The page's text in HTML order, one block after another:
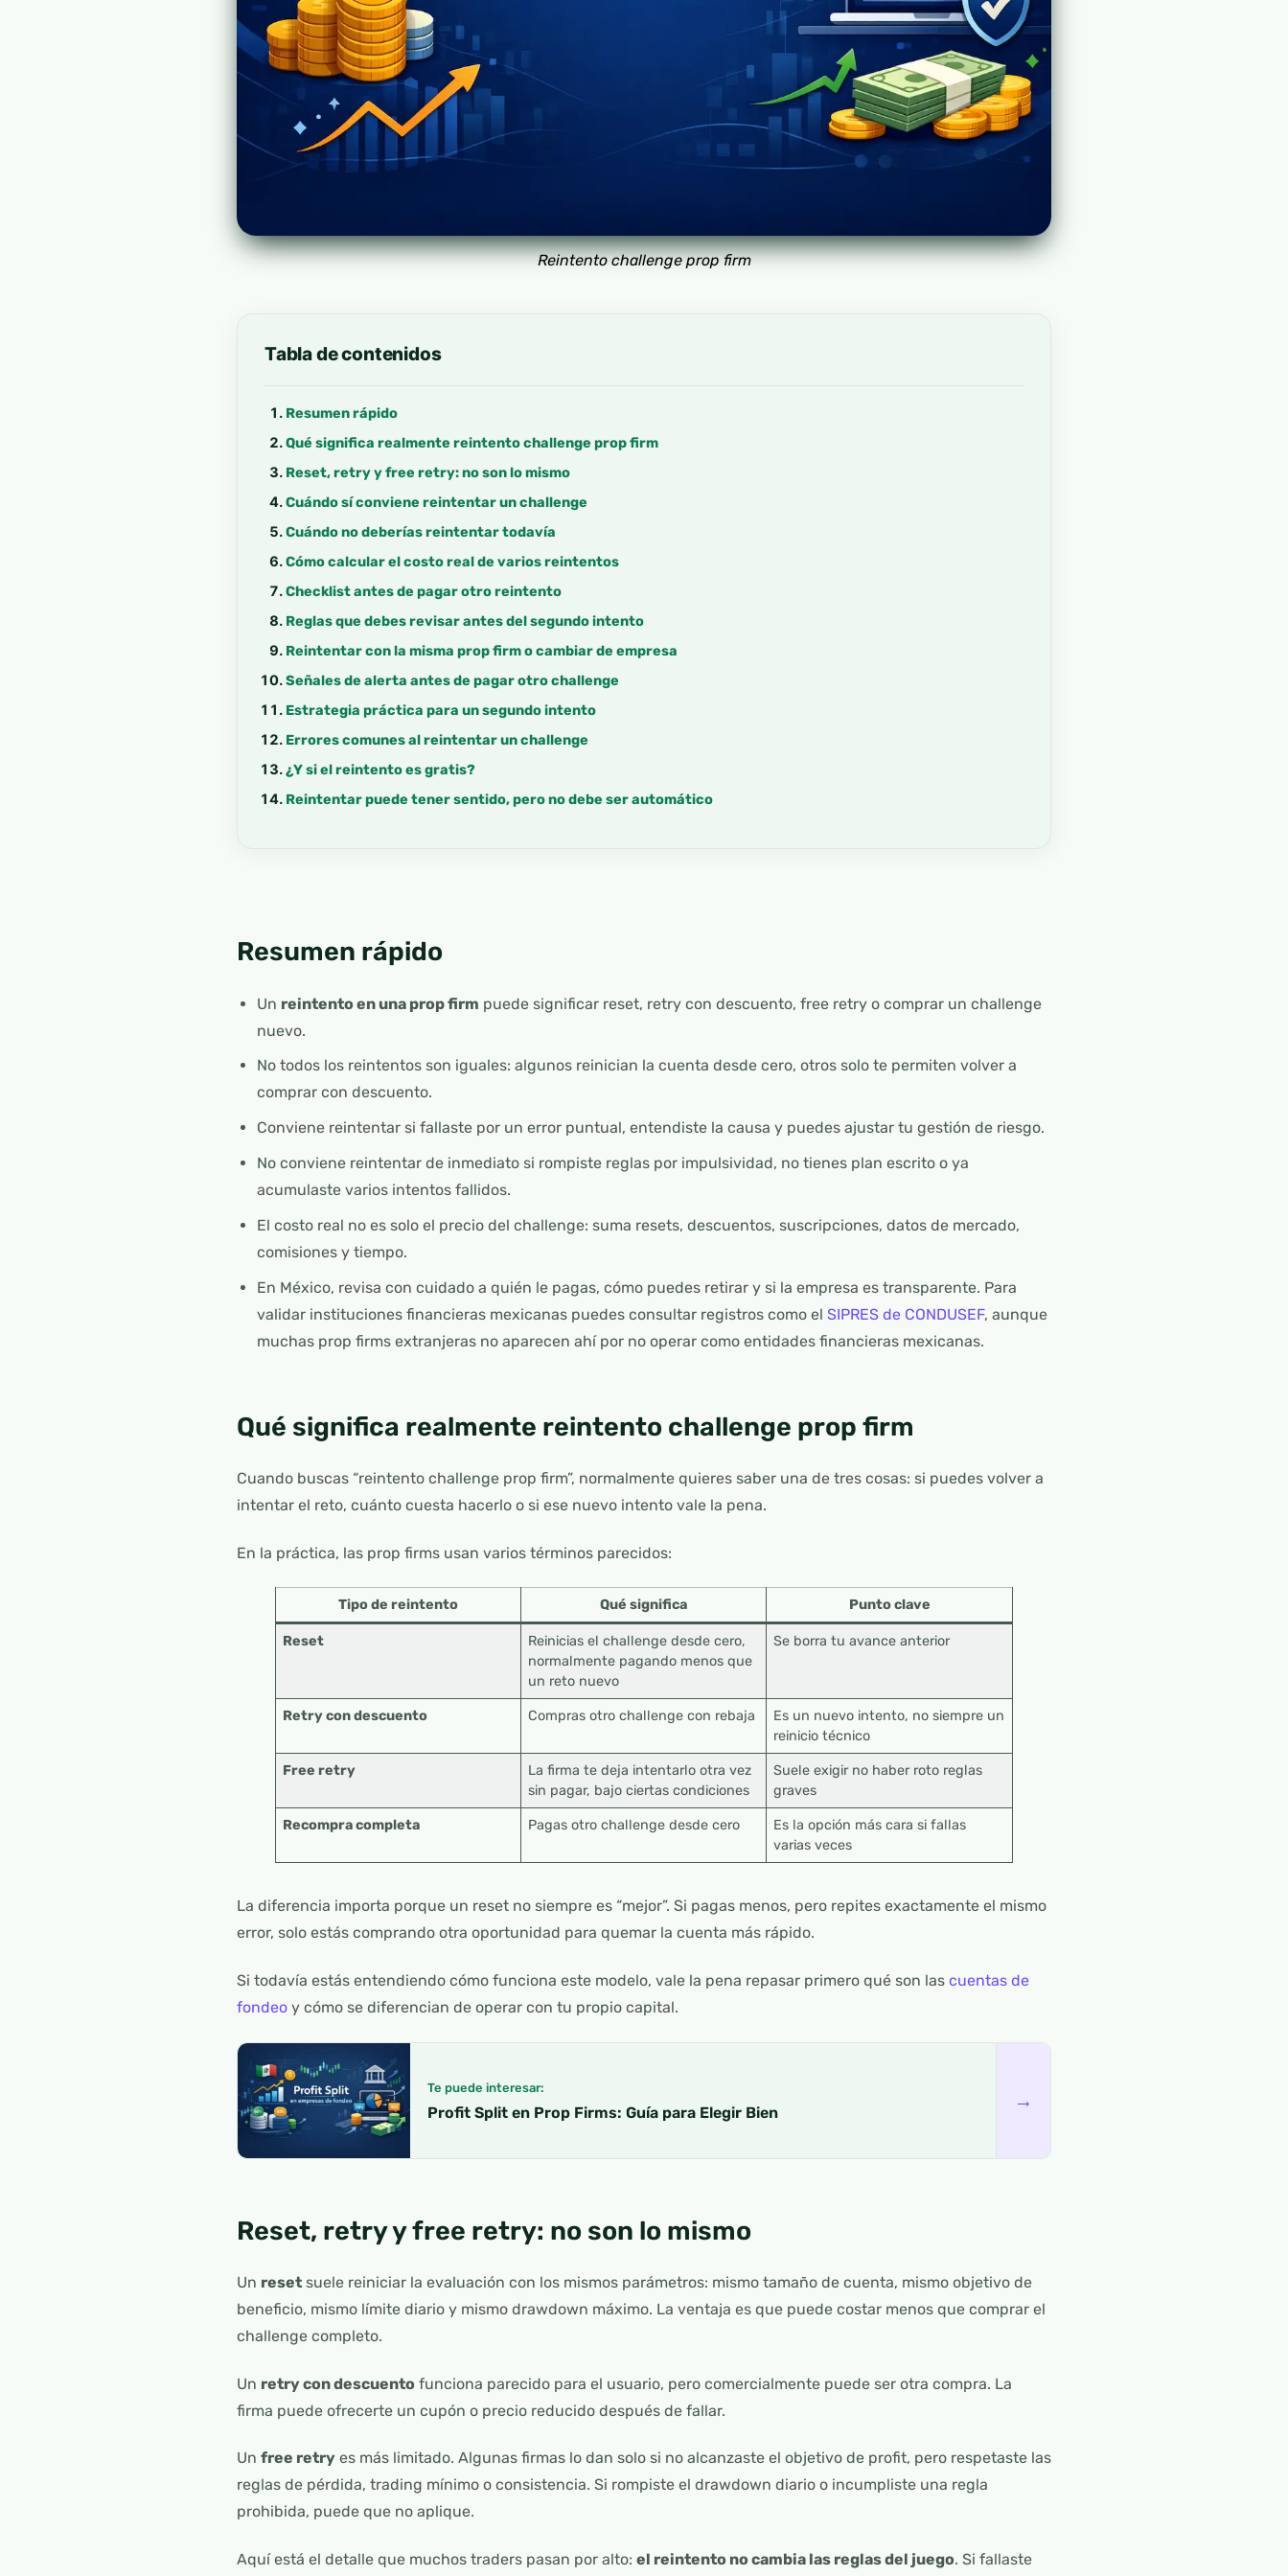
Reintento challenge prop firm
Tabla de contenidos
Resumen rápido
Qué significa realmente reintento challenge prop firm
Reset, retry y free retry: no son lo mismo
Cuándo sí conviene reintentar un challenge
Cuándo no deberías reintentar todavía
Cómo calcular el costo real de varios reintentos
Checklist antes de pagar otro reintento
Reglas que debes revisar antes del segundo intento
Reintentar con la misma prop firm o cambiar de empresa
Señales de alerta antes de pagar otro challenge
Estrategia práctica para un segundo intento
Errores comunes al reintentar un challenge
¿Y si el reintento es gratis?
Reintentar puede tener sentido, pero no debe ser automático
Resumen rápido
Un reintento en una prop firm puede significar reset, retry con descuento, free retry o comprar un challenge
nuevo.
No todos los reintentos son iguales: algunos reinician la cuenta desde cero, otros solo te permiten volver a
comprar con descuento.
Conviene reintentar si fallaste por un error puntual, entendiste la causa y puedes ajustar tu gestión de riesgo.
No conviene reintentar de inmediato si rompiste reglas por impulsividad, no tienes plan escrito o ya
acumulaste varios intentos fallidos.
El costo real no es solo el precio del challenge: suma resets, descuentos, suscripciones, datos de mercado,
comisiones y tiempo.
En México, revisa con cuidado a quién le pagas, cómo puedes retirar y si la empresa es transparente. Para
validar instituciones financieras mexicanas puedes consultar registros como el SIPRES de CONDUSEF, aunque
muchas prop firms extranjeras no aparecen ahí por no operar como entidades financieras mexicanas.
Qué significa realmente reintento challenge prop firm
Cuando buscas “reintento challenge prop firm”, normalmente quieres saber una de tres cosas: si puedes volver a
intentar el reto, cuánto cuesta hacerlo o si ese nuevo intento vale la pena.
En la práctica, las prop firms usan varios términos parecidos:
Tipo de reintento Qué significa Punto clave
Reset
Reinicias el challenge desde cero,
normalmente pagando menos que
un reto nuevo
Se borra tu avance anterior
Retry con descuento Compras otro challenge con rebaja
Es un nuevo intento, no siempre un
reinicio técnico
Free retry
La firma te deja intentarlo otra vez
sin pagar, bajo ciertas condiciones
Suele exigir no haber roto reglas
graves
Recompra completa Pagas otro challenge desde cero
Es la opción más cara si fallas
varias veces
La diferencia importa porque un reset no siempre es “mejor”. Si pagas menos, pero repites exactamente el mismo
error, solo estás comprando otra oportunidad para quemar la cuenta más rápido.
Si todavía estás entendiendo cómo funciona este modelo, vale la pena repasar primero qué son las cuentas de
fondeo y cómo se diferencian de operar con tu propio capital.
Te puede interesar:
Profit Split en Prop Firms: Guía para Elegir Bien
→
Reset, retry y free retry: no son lo mismo
Un reset suele reiniciar la evaluación con los mismos parámetros: mismo tamaño de cuenta, mismo objetivo de
beneficio, mismo límite diario y mismo drawdown máximo. La ventaja es que puede costar menos que comprar el
challenge completo.
Un retry con descuento funciona parecido para el usuario, pero comercialmente puede ser otra compra. La
firma puede ofrecerte un cupón o precio reducido después de fallar.
Un free retry es más limitado. Algunas firmas lo dan solo si no alcanzaste el objetivo de profit, pero respetaste las
reglas de pérdida, trading mínimo o consistencia. Si rompiste el drawdown diario o incumpliste una regla
prohibida, puede que no aplique.
Aquí está el detalle que muchos traders pasan por alto: el reintento no cambia las reglas del juego. Si fallaste